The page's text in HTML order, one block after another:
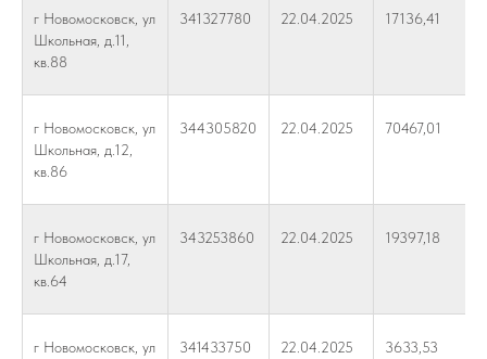
г Новомосковск, ул
Школьная, д.11,
кв.88
341327780 22.04.2025 17136,41
г Новомосковск, ул
Школьная, д.12,
кв.86
344305820 22.04.2025 70467,01
г Новомосковск, ул
Школьная, д.17,
кв.64
343253860 22.04.2025 19397,18
г Новомосковск, ул
341433750 22.04.2025 3633,53